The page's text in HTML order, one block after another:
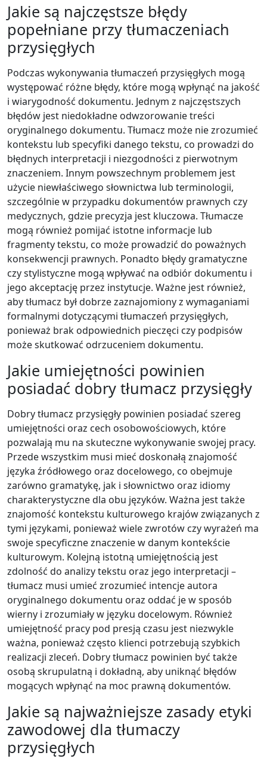
Jakie są najczęstsze błędy
popełniane przy tłumaczeniach
przysięgłych
Podczas wykonywania tłumaczeń przysięgłych mogą
występować różne błędy, które mogą wpłynąć na jakość
i wiarygodność dokumentu. Jednym z najczęstszych
błędów jest niedokładne odwzorowanie treści
oryginalnego dokumentu. Tłumacz może nie zrozumieć
kontekstu lub specyfiki danego tekstu, co prowadzi do
błędnych interpretacji i niezgodności z pierwotnym
znaczeniem. Innym powszechnym problemem jest
użycie niewłaściwego słownictwa lub terminologii,
szczególnie w przypadku dokumentów prawnych czy
medycznych, gdzie precyzja jest kluczowa. Tłumacze
mogą również pomijać istotne informacje lub
fragmenty tekstu, co może prowadzić do poważnych
konsekwencji prawnych. Ponadto błędy gramatyczne
czy stylistyczne mogą wpływać na odbiór dokumentu i
jego akceptację przez instytucje. Ważne jest również,
aby tłumacz był dobrze zaznajomiony z wymaganiami
formalnymi dotyczącymi tłumaczeń przysięgłych,
ponieważ brak odpowiednich pieczęci czy podpisów
może skutkować odrzuceniem dokumentu.
Jakie umiejętności powinien
posiadać dobry tłumacz przysięgły
Dobry tłumacz przysięgły powinien posiadać szereg
umiejętności oraz cech osobowościowych, które
pozwalają mu na skuteczne wykonywanie swojej pracy.
Przede wszystkim musi mieć doskonałą znajomość
języka źródłowego oraz docelowego, co obejmuje
zarówno gramatykę, jak i słownictwo oraz idiomy
charakterystyczne dla obu języków. Ważna jest także
znajomość kontekstu kulturowego krajów związanych z
tymi językami, ponieważ wiele zwrotów czy wyrażeń ma
swoje specyficzne znaczenie w danym kontekście
kulturowym. Kolejną istotną umiejętnością jest
zdolność do analizy tekstu oraz jego interpretacji –
tłumacz musi umieć zrozumieć intencje autora
oryginalnego dokumentu oraz oddać je w sposób
wierny i zrozumiały w języku docelowym. Również
umiejętność pracy pod presją czasu jest niezwykle
ważna, ponieważ często klienci potrzebują szybkich
realizacji zleceń. Dobry tłumacz powinien być także
osobą skrupulatną i dokładną, aby uniknąć błędów
mogących wpłynąć na moc prawną dokumentów.
Jakie są najważniejsze zasady etyki
zawodowej dla tłumaczy
przysięgłych